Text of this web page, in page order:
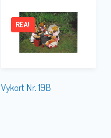
Vykort Nr. 19B
REA!